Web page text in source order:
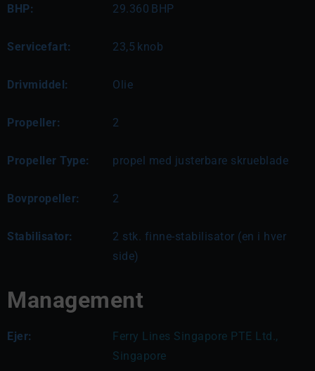
BHP: 29.360 BHP
Servicefart: 23,5 knob
Drivmiddel: Olie
Propeller: 2
Propeller Type: propel med justerbare skrueblade
Bovpropeller: 2
Stabilisator:
2 stk. finne-stabilisator (en i hver
side)
Management
Ejer:
Ferry Lines Singapore PTE Ltd.,
Singapore